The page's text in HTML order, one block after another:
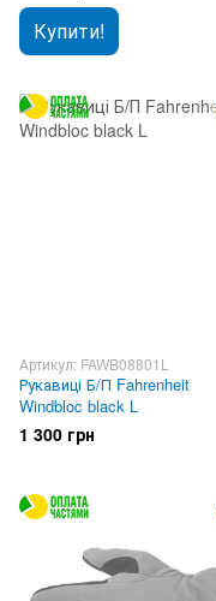
Купити!
Артикул: FAWB08801L
Рукавиці Б/П Fahrenheit
Windbloc black L
1 300 грн